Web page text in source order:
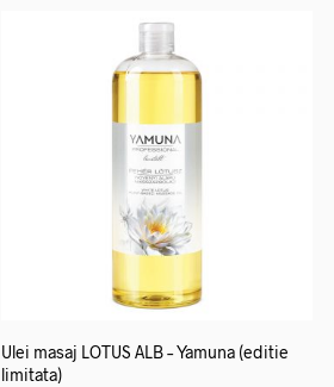
Ulei masaj LOTUS ALB – Yamuna (editie
limitata)